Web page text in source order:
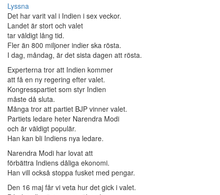
Lyssna
Det har varit val i Indien i sex veckor.
Landet är stort och valet
tar väldigt lång tid.
Fler än 800 miljoner indier ska rösta.
I dag, måndag, är det sista dagen att rösta.
Experterna tror att Indien kommer
att få en ny regering efter valet.
Kongresspartiet som styr Indien
måste då sluta.
Många tror att partiet BJP vinner valet.
Partiets ledare heter Narendra Modi
och är väldigt populär.
Han kan bli Indiens nya ledare.
Narendra Modi har lovat att
förbättra Indiens dåliga ekonomi.
Han vill också stoppa fusket med pengar.
Den 16 maj får vi veta hur det gick i valet.